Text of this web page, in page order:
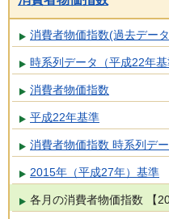
消費者物価指数(過去デー
時系列データ（平成22年基
消費者物価指数
平成22年基準
消費者物価指数 時系列デ
2015年（平成27年）基準
各月の消費者物価指数 【